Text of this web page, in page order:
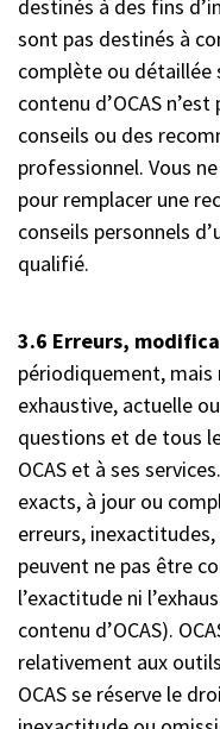
destinés à des fins
sont pas destinés à
complète ou détaillée
contenu d’OCAS
conseils ou des
professionnel. Vous
pour remplacer une
conseils personnels
qualifié.
3.6 Erreurs,
périodiquement, mais
exhaustive, actuelle
questions et de tous
OCAS et à ses
exacts, à jour ou
erreurs,
peuvent ne pas être
l’exactitude ni
contenu d’OCAS).
relativement aux
OCAS se réserve le